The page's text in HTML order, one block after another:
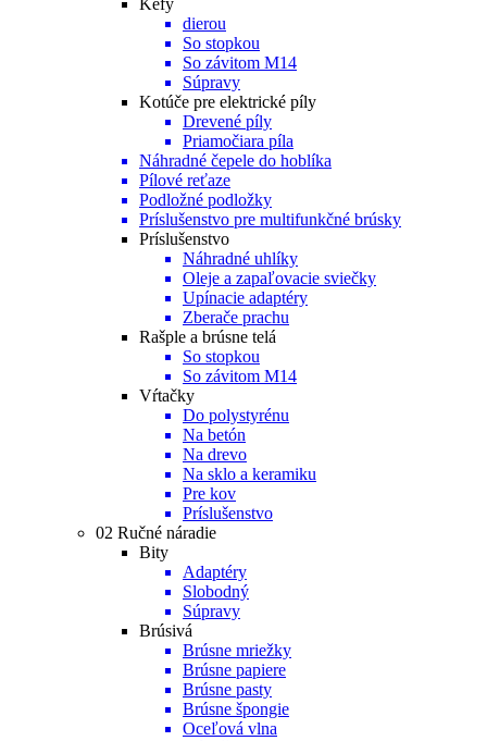
Kefy
dierou
So stopkou
So závitom M14
Súpravy
Kotúče pre elektrické píly
Drevené píly
Priamočiara píla
Náhradné čepele do hoblíka
Pílové reťaze
Podložné podložky
Príslušenstvo pre multifunkčné brúsky
Príslušenstvo
Náhradné uhlíky
Oleje a zapaľovacie sviečky
Upínacie adaptéry
Zberače prachu
Rašple a brúsne telá
So stopkou
So závitom M14
Vŕtačky
Do polystyrénu
Na betón
Na drevo
Na sklo a keramiku
Pre kov
Príslušenstvo
02 Ručné náradie
Bity
Adaptéry
Slobodný
Súpravy
Brúsivá
Brúsne mriežky
Brúsne papiere
Brúsne pasty
Brúsne špongie
Oceľová vlna